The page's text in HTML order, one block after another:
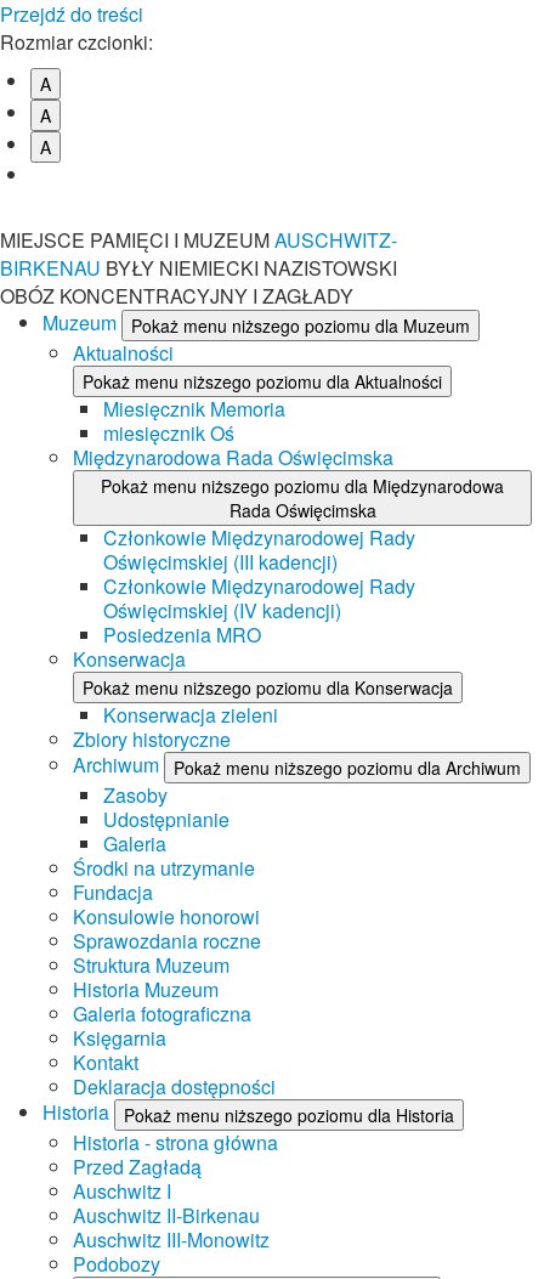
Przejdź do treści
Rozmiar czcionki:
A
A
A
MIEJSCE PAMIĘCI I MUZEUMAUSCHWITZ-
BIRKENAU BYŁY NIEMIECKI NAZISTOWSKI
OBÓZ KONCENTRACYJNY I ZAGŁADY
Muzeum
Pokaż menu niższego poziomu dla Muzeum
Aktualności
Pokaż menu niższego poziomu dla Aktualności
Miesięcznik Memoria
miesięcznik Oś
Międzynarodowa Rada Oświęcimska
Pokaż menu niższego poziomu dla Międzynarodowa
Rada Oświęcimska
Członkowie Międzynarodowej Rady
Oświęcimskiej (III kadencji)
Członkowie Międzynarodowej Rady
Oświęcimskiej (IV kadencji)
Posiedzenia MRO
Konserwacja
Pokaż menu niższego poziomu dla Konserwacja
Konserwacja zieleni
Zbiory historyczne
Archiwum
Pokaż menu niższego poziomu dla Archiwum
Zasoby
Udostępnianie
Galeria
Środki na utrzymanie
Fundacja
Konsulowie honorowi
Sprawozdania roczne
Struktura Muzeum
Historia Muzeum
Galeria fotograficzna
Księgarnia
Kontakt
Deklaracja dostępności
Historia
Pokaż menu niższego poziomu dla Historia
Historia - strona główna
Przed Zagładą
Auschwitz I
Auschwitz II-Birkenau
Auschwitz III-Monowitz
Podobozy